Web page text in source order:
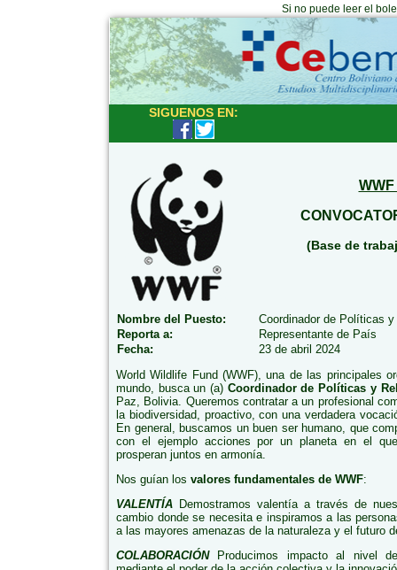
Si no puede leer el
SIGUENOS EN:
(Base de
Nombre del Puesto:
Coordinador de Políticas
Reporta a:
Representante de País
Fecha:
23 de abril 2024
World Wildlife Fund (WWF), una de las principales
mundo, busca un (a) Coordinador de Políticas y
Paz, Bolivia. Queremos contratar a un profesional
la biodiversidad, proactivo, con una verdadera
En general, buscamos un buen ser humano, que
con el ejemplo acciones por un planeta en el
prosperan juntos en armonía.
Nos guían los valores fundamentales de WWF
VALENTÍA Demostramos valentía a través de
cambio donde se necesita e inspiramos a las
a las mayores amenazas de la naturaleza y el futuro
COLABORACIÓNProducimos impacto al nivel